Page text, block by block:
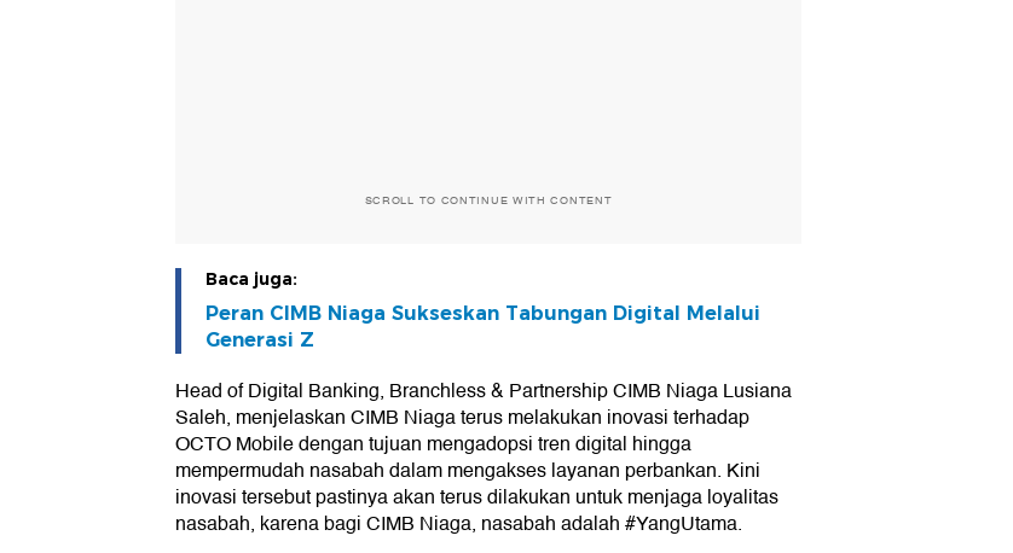
SCROLL TO CONTINUE WITH CONTENT
Baca juga:
Peran CIMB Niaga Sukseskan Tabungan Digital Melalui
Generasi Z
Head of Digital Banking, Branchless & Partnership CIMB Niaga Lusiana
Saleh, menjelaskan CIMB Niaga terus melakukan inovasi terhadap
OCTO Mobile dengan tujuan mengadopsi tren digital hingga
mempermudah nasabah dalam mengakses layanan perbankan. Kini
inovasi tersebut pastinya akan terus dilakukan untuk menjaga loyalitas
nasabah, karena bagi CIMB Niaga, nasabah adalah #YangUtama.